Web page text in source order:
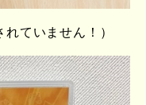
ていません！）